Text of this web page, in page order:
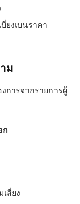
ยงเบนราคา
ม
การจากรายการผู้
ก
สี่ยง